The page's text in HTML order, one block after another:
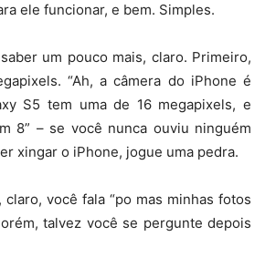
ele funcionar, e bem. Simples.
um pouco mais, claro. Primeiro,
“Ah, a câmera do iPhone é
S5 tem uma de 16 megapixels, e
8” – se você nunca ouviu ninguém
xingar o iPhone, jogue uma pedra.
você fala “po mas minhas fotos
talvez você se pergunte depois